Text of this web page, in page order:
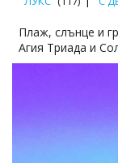
Плаж, слънце и
Агия Триада и